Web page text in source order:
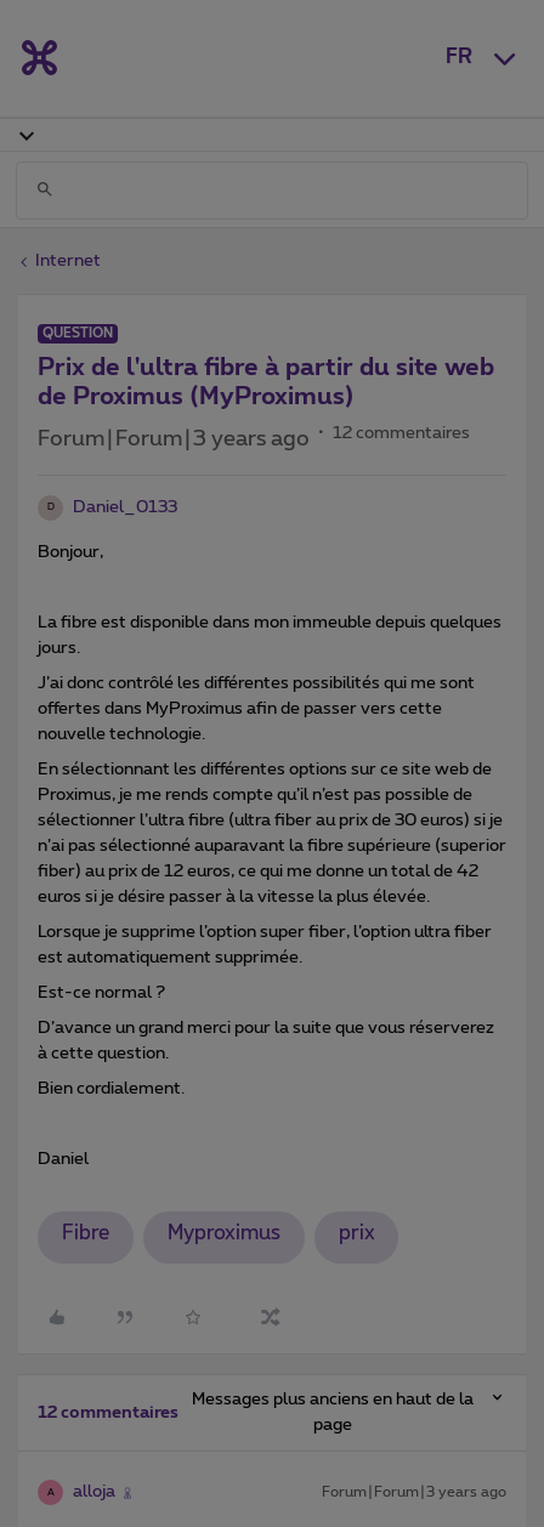
FR
Internet
QUESTION
Prix de l'ultra fibre à partir du site web
de Proximus (MyProximus)
Forum|Forum|3 years ago 12 commentaires
D Daniel_0133
Bonjour,
La fibre est disponible dans mon immeuble depuis quelques
jours.
J’ai donc contrôlé les différentes possibilités qui me sont
offertes dans MyProximus afin de passer vers cette
nouvelle technologie.
En sélectionnant les différentes options sur ce site web de
Proximus, je me rends compte qu’il n’est pas possible de
sélectionner l’ultra fibre (ultra fiber au prix de 30 euros) si je
n’ai pas sélectionné auparavant la fibre supérieure (superior
fiber) au prix de 12 euros, ce qui me donne un total de 42
euros si je désire passer à la vitesse la plus élevée.
Lorsque je supprime l’option super fiber, l’option ultra fiber
est automatiquement supprimée.
Est-ce normal ?
D’avance un grand merci pour la suite que vous réserverez
à cette question.
Bien cordialement.
Daniel
Fibre Myproximus prix
12 commentaires
Messages plus anciens en haut de la
page
A alloja Forum|Forum|3 years ago